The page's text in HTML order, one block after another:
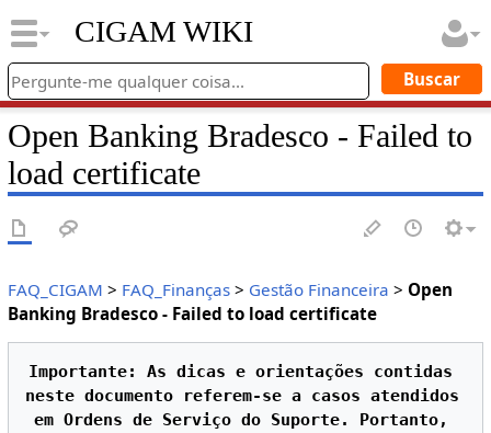
CIGAM WIKI
Open Banking Bradesco - Failed to
load certificate
FAQ_CIGAM > FAQ_Finanças> Gestão Financeira > Open
Banking Bradesco - Failed to load certificate
Importante: As dicas e orientações contidas
neste documento referem-se a casos atendidos
em Ordens de Serviço do Suporte. Portanto,